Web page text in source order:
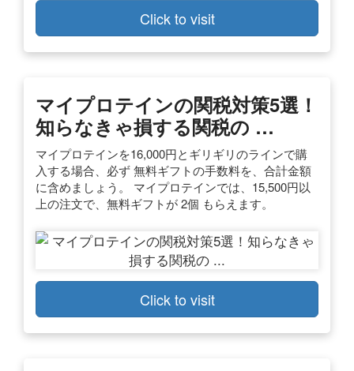
Click to visit
マイプロテインの関税対策5選！
知らなきゃ損する関税の …
マイプロテインを16,000円とギリギリのラインで購
入する場合、必ず 無料ギフトの手数料を、合計金額
に含めましょう。 マイプロテインでは、15,500円以
上の注文で、無料ギフトが 2個 もらえます。
Click to visit